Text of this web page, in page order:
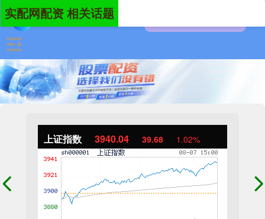
上证指数 3940.04 39.68 1.02%
实配网配资 相关话题